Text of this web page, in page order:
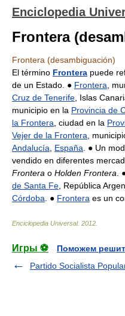
Enciclopedia
Frontera
Frontera (desambiguación)
El término Frontera puede
de un Estado. ● Frontera ,
Cruz de Tenerife , Islas
municipio en la Provincia de
la Frontera , ciudad en la
Vejer de la Frontera ,
Andalucía
España . ● Un
vendido en diferentes
Frontera o Holden Frontera .
de Santa Fe , República
Córdoba . ● Frontera es un
Enciclopedia Universal. 2012
Игры ⚽
Поможем
Partido Socialista